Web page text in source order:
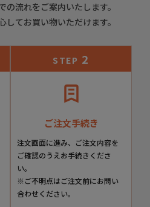
トウェアメーカーFALC社(ファルク)
ー・ヴァン・ベイレンドンク氏との
「W6YZ」。
の流れをご案内いたします。
してお買い物いただけます。
STEP 2
ご注文手続き
注文画面に進み、ご注文内容を
ご確認のうえお手続きくださ
い。
※ご不明点はご注文前にお問い
合わせください。